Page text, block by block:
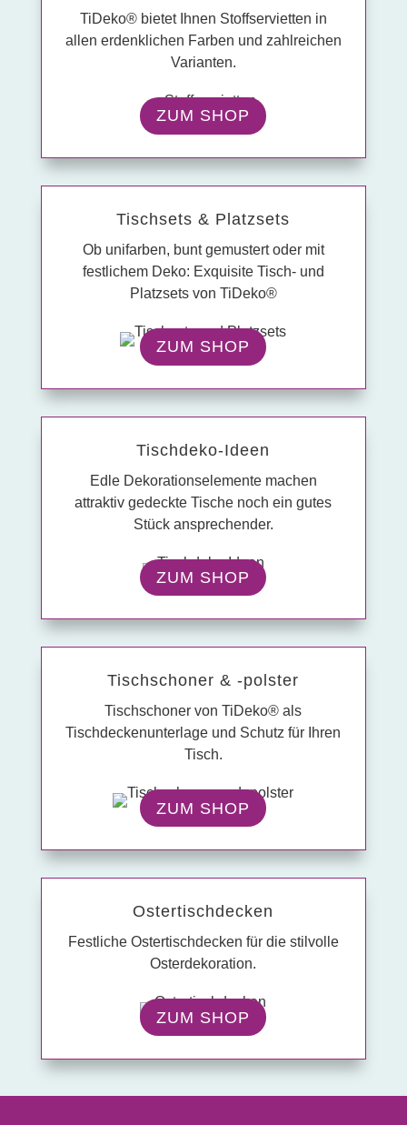
TiDeko® bietet Ihnen Stoffservietten in
allen erdenklichen Farben und zahlreichen
Varianten.
ZUM SHOP
Tisch­sets & Platz­sets
Ob unifarben, bunt gemustert oder mit
festlichem Deko: Exquisite Tisch- und
Platzsets von TiDeko®
ZUM SHOP
Tisch­deko-Ideen
Edle Dekorationselemente machen
attraktiv gedeckte Tische noch ein gutes
Stück ansprechender.
ZUM SHOP
Tisch­schoner & -polster
Tischschoner von TiDeko® als
Tischdeckenunterlage und Schutz für Ihren
Tisch.
ZUM SHOP
Oster­tisch­decken
Festliche Ostertischdecken für die stilvolle
Osterdekoration.
ZUM SHOP